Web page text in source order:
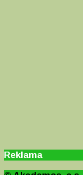
Reklama